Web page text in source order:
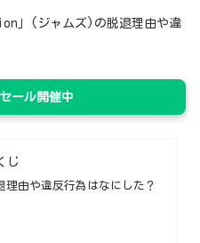
」(ジャムズ)の脱退理由や違
ール開催中
じ
由や違反行為はなにした？